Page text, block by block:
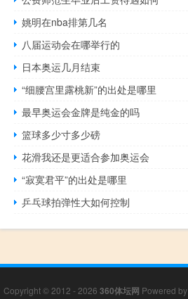
姚明在nba排第几名
八届运动会在哪举行的
日本奥运几月结束
“细腰宫里露桃新”的出处是哪里
最早奥运会金牌是纯金的吗
篮球多少寸多少磅
花滑我还是更适合参加奥运会
“寂寞君平”的出处是哪里
乒乓球拍弹性大如何控制
Copyright © 2012 - 2026 360体坛网 Powered by